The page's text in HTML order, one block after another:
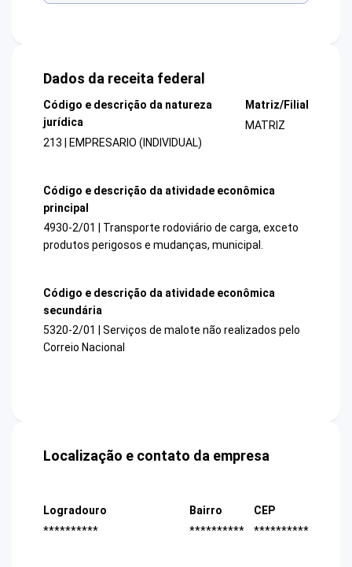
Dados da receita federal
Código e descrição da natureza
jurídica
213 | EMPRESARIO (INDIVIDUAL)
Matriz/Filial
MATRIZ
Código e descrição da atividade econômica
principal
4930-2/01 | Transporte rodoviário de carga, exceto
produtos perigosos e mudanças, municipal.
Código e descrição da atividade econômica
secundária
5320-2/01 | Serviços de malote não realizados pelo
Correio Nacional
Localização e contato da empresa
Logradouro
**********
Bairro
**********
CEP
**********